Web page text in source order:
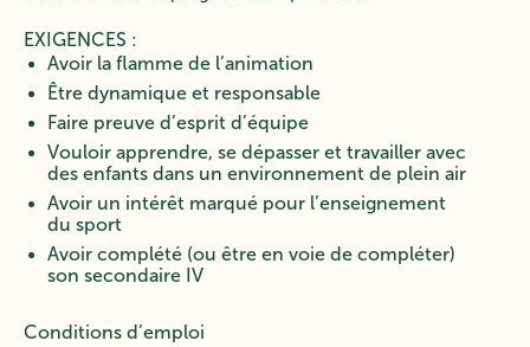
EXIGENCES :
Avoir la flamme de l’animation
Être dynamique et responsable
Faire preuve d’esprit d’équipe
Vouloir apprendre, se dépasser et travailler avec
des enfants dans un environnement de plein air
Avoir un intérêt marqué pour l’enseignement
du sport
Avoir complété (ou être en voie de compléter)
son secondaire IV
Conditions d’emploi